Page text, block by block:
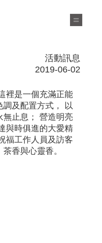
活動訊息
2019-06-02
裡是一個充滿正能
調及配置方式， 以
無止息； 營造明亮
與時俱進的大愛精
福工作人員及訪客
香與心靈香。